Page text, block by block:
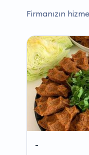
Firmanızın
-